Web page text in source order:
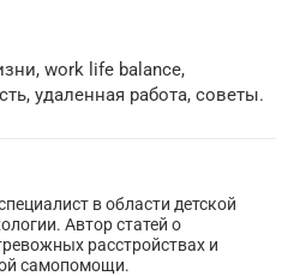
work life balance,
удаленная работа, советы.
в области детской
Автор статей о
расстройствах и
самопомощи.